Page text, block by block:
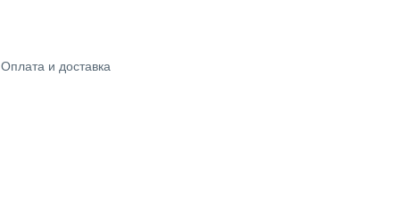
Оплата и доставка